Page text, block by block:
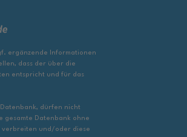
ergänzende Informationen
dass der über die
entspricht und für das
dürfen nicht
gesamte Datenbank ohne
verbreiten und/oder diese